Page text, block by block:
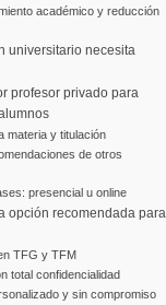
académico y reducción
universitario necesita
profesor privado para
materia y titulación
de otros
presencial u online
opción recomendada para
TFG y TFM
total confidencialidad
y sin compromiso